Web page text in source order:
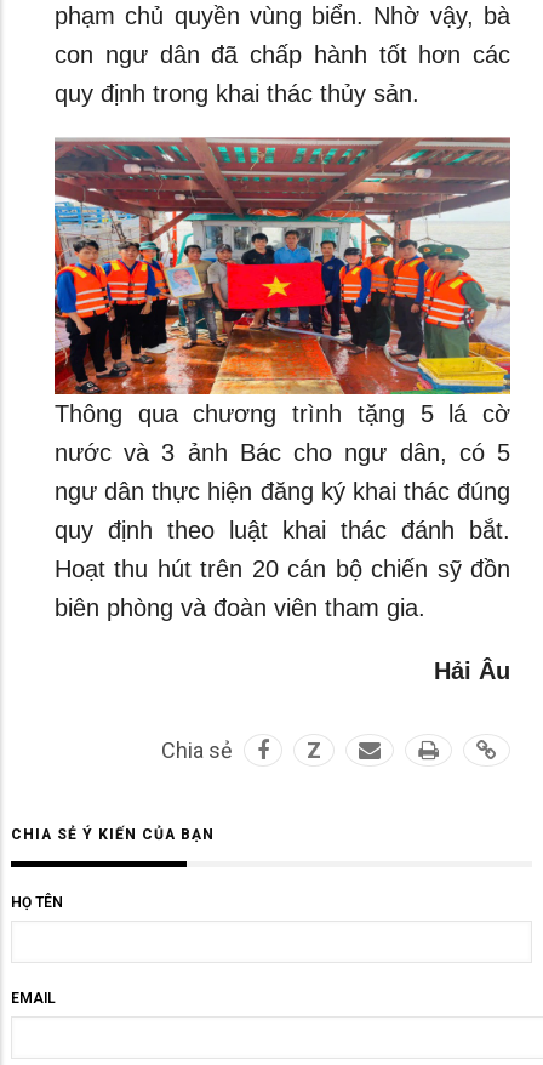
phạm chủ quyền vùng biển. Nhờ vậy, bà
con ngư dân đã chấp hành tốt hơn các
quy định trong khai thác thủy sản.
Thông qua chương trình tặng 5 lá cờ
nước và 3 ảnh Bác cho ngư dân, có 5
ngư dân thực hiện đăng ký khai thác đúng
quy định theo luật khai thác đánh bắt.
Hoạt thu hút trên 20 cán bộ chiến sỹ đồn
biên phòng và đoàn viên tham gia.
Hải Âu
Chia sẻ Z
CHIA SẺ Ý KIẾN CỦA BẠN
HỌ TÊN
EMAIL